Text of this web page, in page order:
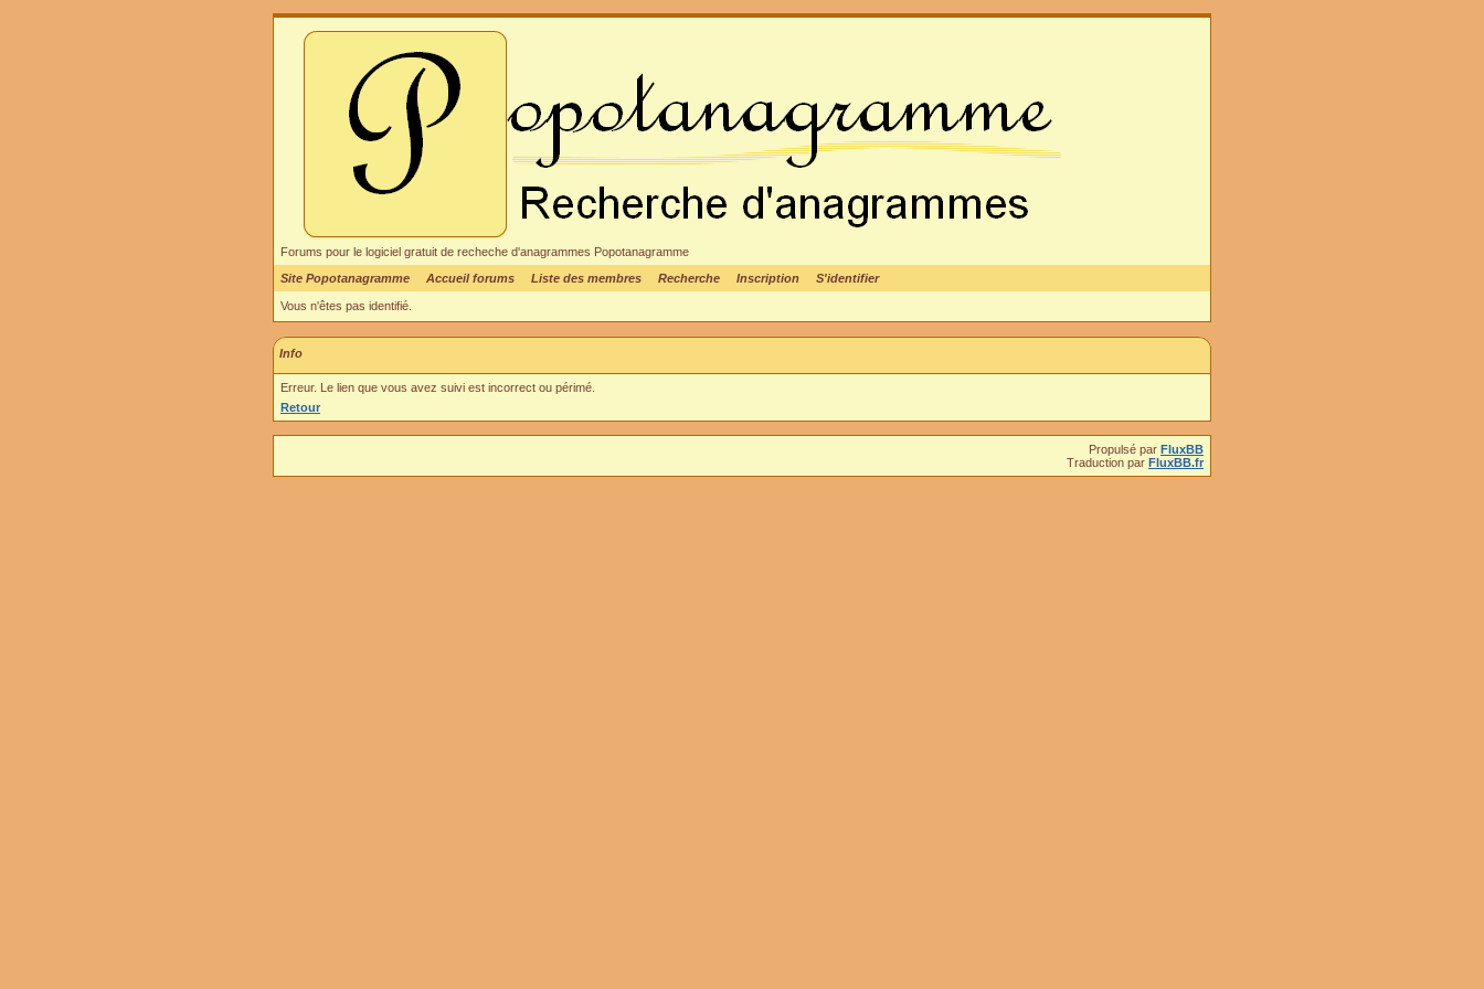
Forums pour le logiciel gratuit de recheche d'anagrammes Popotanagramme
Site Popotanagramme
Accueil forums Liste des membres Recherche Inscription S'identifier
Vous n'êtes pas identifié.
Info
Erreur. Le lien que vous avez suivi est incorrect ou périmé.
Retour
Propulsé par FluxBB
Traduction par FluxBB.fr